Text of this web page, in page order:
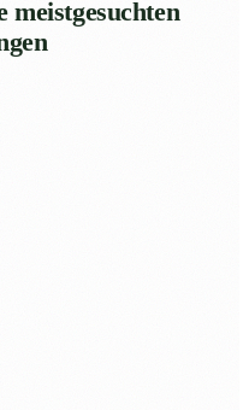
meistgesuchten